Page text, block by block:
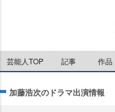
芸能人TOP 記事 作品
加藤浩次のドラマ出演情報